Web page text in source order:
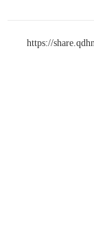
https://